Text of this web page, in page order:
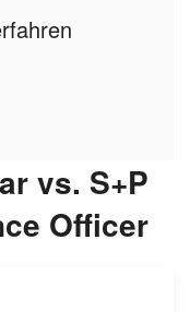
vs. S+P
Officer